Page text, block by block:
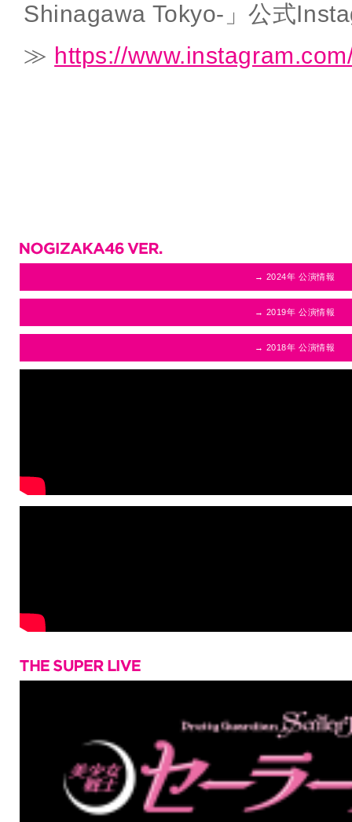
Shinagawa Tokyo-」公式
≫ https://
→ 2024年 公演情報
→ 2019年 公演情報
→ 2018年 公演情報